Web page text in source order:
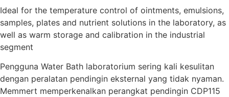
Ideal for the temperature control of ointments, emulsions,
samples, plates and nutrient solutions in the laboratory, as
well as warm storage and calibration in the industrial
segment
Pengguna Water Bath laboratorium sering kali kesulitan
dengan peralatan pendingin eksternal yang tidak nyaman.
Memmert memperkenalkan perangkat pendingin CDP115